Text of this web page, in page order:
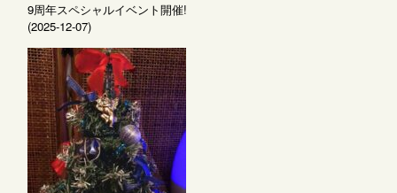
9周年スペシャルイベント開催!
(2025-12-07)